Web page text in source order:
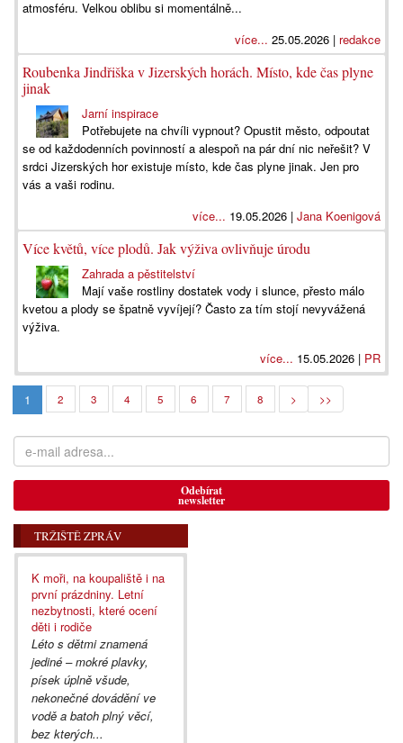
atmosféru. Velkou oblibu si momentálně...
více... 25.05.2026 | redakce
Roubenka Jindřiška v Jizerských horách. Místo, kde čas plyne
jinak
Jarní inspirace
Potřebujete na chvíli vypnout? Opustit město, odpoutat
se od každodenních povinností a alespoň na pár dní nic neřešit? V
srdci Jizerských hor existuje místo, kde čas plyne jinak. Jen pro
vás a vaši rodinu.
více... 19.05.2026 | Jana Koenigová
Více květů, více plodů. Jak výživa ovlivňuje úrodu
Zahrada a pěstitelství
Mají vaše rostliny dostatek vody i slunce, přesto málo
kvetou a plody se špatně vyvíjejí? Často za tím stojí nevyvážená
výživa.
více... 15.05.2026 | PR
1 2 3 4 5 6 7 8 > >>
Odebírat
newsletter
TRŽIŠTĚ ZPRÁV
K moři, na koupaliště i na
první prázdniny. Letní
nezbytnosti, které ocení
děti i rodiče
Léto s dětmi znamená
jediné – mokré plavky,
písek úplně všude,
nekonečné dovádění ve
vodě a batoh plný věcí,
bez kterých...